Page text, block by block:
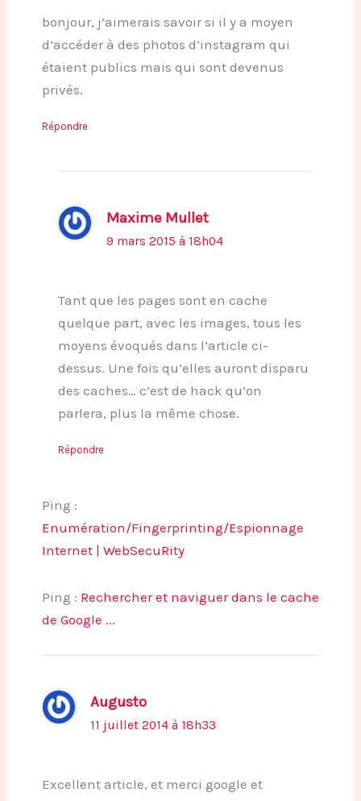
bonjour, j’aimerais savoir si il y a moyen
d’accéder à des photos d’instagram qui
étaient publics mais qui sont devenus
privés.
Répondre
Maxime Mullet
9 mars 2015 à 18h04
Tant que les pages sont en cache
quelque part, avec les images, tous les
moyens évoqués dans l’article ci-
dessus. Une fois qu’elles auront disparu
des caches… c’est de hack qu’on
parlera, plus la même chose.
Répondre
Ping :
Enumération/Fingerprinting/Espionnage
Internet | WebSecuRity
Ping : Rechercher et naviguer dans le cache
de Google ...
Augusto
11 juillet 2014 à 18h33
Excellent article, et merci google et